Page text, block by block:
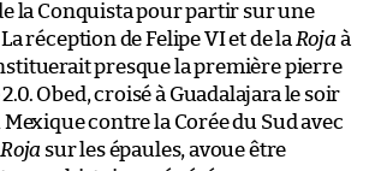
la Conquista pour partir sur une
réception de Felipe VI et de laRoja à
presque la première pierre
Obed, croisé à Guadalajara le soir
contre la Corée du Sud avec
Roja sur les épaules, avoue être